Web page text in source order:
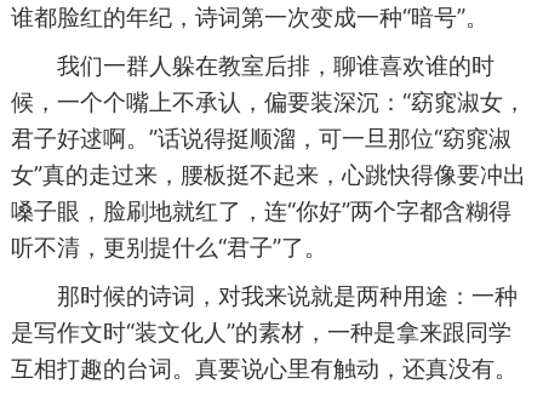
谁都脸红的年纪，诗词第一次变成一种“暗号”。
我们一群人躲在教室后排，聊谁喜欢谁的时
候，一个个嘴上不承认，偏要装深沉：“窈窕淑女，
君子好逑啊。”话说得挺顺溜，可一旦那位“窈窕淑
女”真的走过来，腰板挺不起来，心跳快得像要冲出
嗓子眼，脸刷地就红了，连“你好”两个字都含糊得
听不清，更别提什么“君子”了。
那时候的诗词，对我来说就是两种用途：一种
是写作文时“装文化人”的素材，一种是拿来跟同学
互相打趣的台词。真要说心里有触动，还真没有。